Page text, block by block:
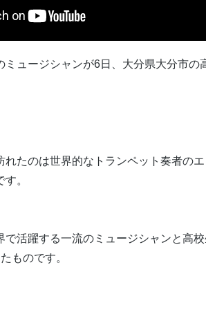
ミュージシャンが6日、大分県大分市の
れたのは世界的なトランペット奏者の
。
で活躍する一流のミュージシャンと高
ものです。